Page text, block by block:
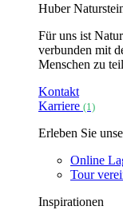
Huber
Für uns ist
verbunden mit
Menschen zu
Kontakt
Karriere (1)
Erleben Sie
Online
Tour
Inspirationen